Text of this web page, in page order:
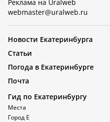
Реклама на Uralweb
webmaster@uralweb.ru
Новости Екатеринбурга
Статьи
Погода в Екатеринбурге
Почта
Гид по Екатеринбургу
Места
Город Е